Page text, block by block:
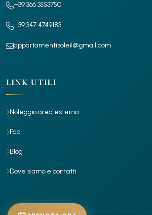
+39 366 3553750
+39 347 4749183
appartamentisoleil@gmail.com
LINK UTILI
Noleggio area esterna
Faq
Blog
Dove siamo e contatti